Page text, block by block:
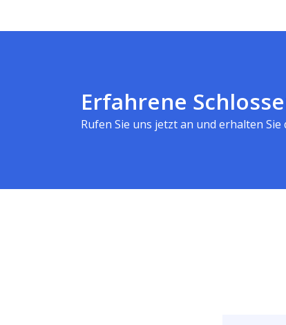
Erfahrene
Rufen Sie uns jetzt an und erhalten